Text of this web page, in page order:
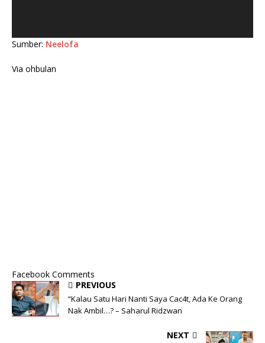
Sumber: Neelofa
Via ohbulan
Facebook Comments
PREVIOUS
“Kalau Satu Hari Nanti Saya Cac4t, Ada Ke Orang
Nak Ambil…? – Saharul Ridzwan
NEXT